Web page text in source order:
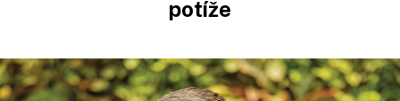
potíže